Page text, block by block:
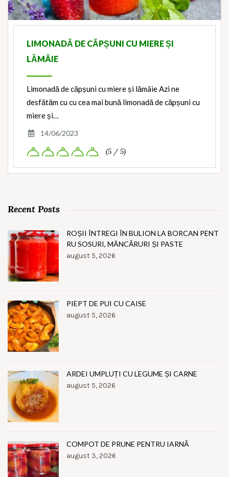
LIMONADĂ DE CĂPȘUNI CU MIERE ȘI
LĂMÂIE
Limonadă de căpșuni cu miere și lămâie Azi ne
desfătăm cu cu cea mai bună limonadă de căpșuni cu
miere și…
14/06/2023
(5 / 5)
Recent Posts
ROȘII ÎNTREGI ÎN BULION LA BORCAN PENT
RU SOSURI, MÂNCĂRURI ȘI PASTE
august 5, 2026
PIEPT DE PUI CU CAISE
august 5, 2026
ARDEI UMPLUȚI CU LEGUME ȘI CARNE
august 5, 2026
COMPOT DE PRUNE PENTRU IARNĂ
august 3, 2026